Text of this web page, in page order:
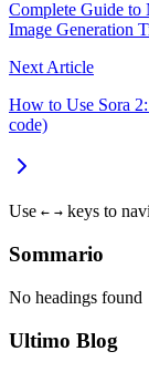
Complete Guide
Image Generation
Next Article
How to Use Sora
code)
Use ← → keys to
Sommario
No headings found
Ultimo Blog